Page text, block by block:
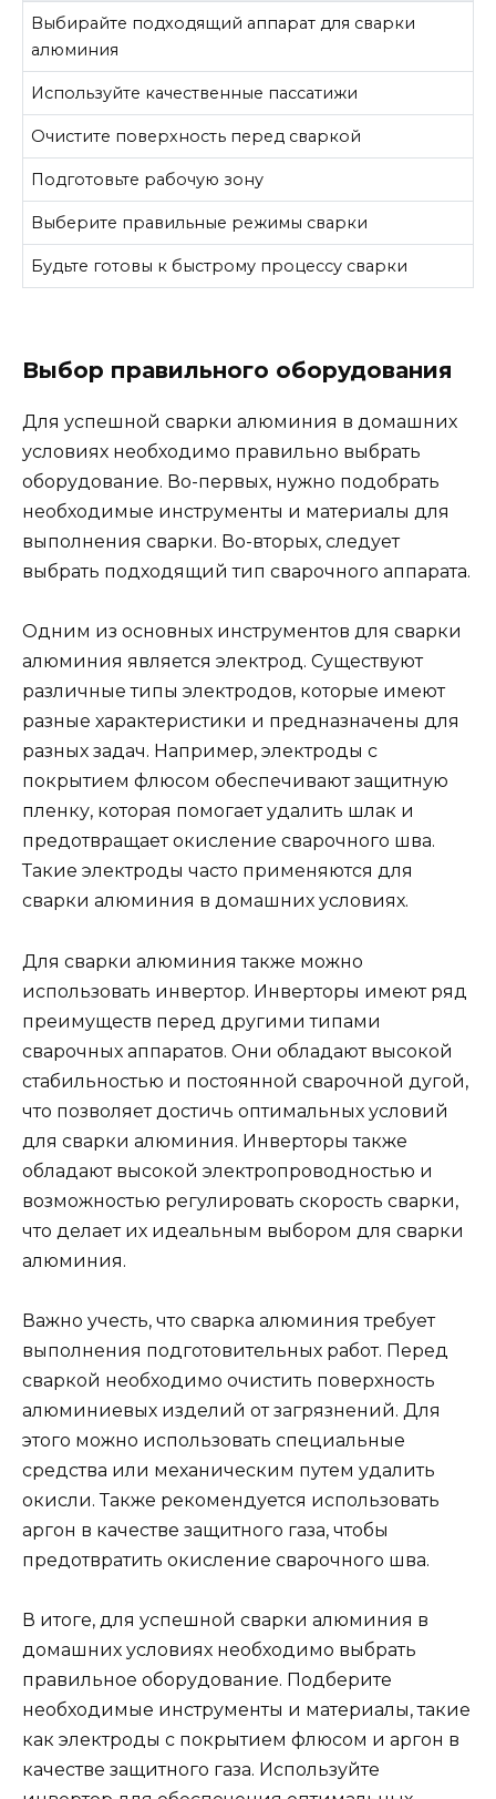
Выбирайте подходящий аппарат для сварки
алюминия
Используйте качественные пассатижи
Очистите поверхность перед сваркой
Подготовьте рабочую зону
Выберите правильные режимы сварки
Будьте готовы к быстрому процессу сварки
Выбор правильного оборудования
Для успешной сварки алюминия в домашних
условиях необходимо правильно выбрать
оборудование. Во-первых, нужно подобрать
необходимые инструменты и материалы для
выполнения сварки. Во-вторых, следует
выбрать подходящий тип сварочного аппарата.
Одним из основных инструментов для сварки
алюминия является электрод. Существуют
различные типы электродов, которые имеют
разные характеристики и предназначены для
разных задач. Например, электроды с
покрытием флюсом обеспечивают защитную
пленку, которая помогает удалить шлак и
предотвращает окисление сварочного шва.
Такие электроды часто применяются для
сварки алюминия в домашних условиях.
Для сварки алюминия также можно
использовать инвертор. Инверторы имеют ряд
преимуществ перед другими типами
сварочных аппаратов. Они обладают высокой
стабильностью и постоянной сварочной дугой,
что позволяет достичь оптимальных условий
для сварки алюминия. Инверторы также
обладают высокой электропроводностью и
возможностью регулировать скорость сварки,
что делает их идеальным выбором для сварки
алюминия.
Важно учесть, что сварка алюминия требует
выполнения подготовительных работ. Перед
сваркой необходимо очистить поверхность
алюминиевых изделий от загрязнений. Для
этого можно использовать специальные
средства или механическим путем удалить
окисли. Также рекомендуется использовать
аргон в качестве защитного газа, чтобы
предотвратить окисление сварочного шва.
В итоге, для успешной сварки алюминия в
домашних условиях необходимо выбрать
правильное оборудование. Подберите
необходимые инструменты и материалы, такие
как электроды с покрытием флюсом и аргон в
качестве защитного газа. Используйте